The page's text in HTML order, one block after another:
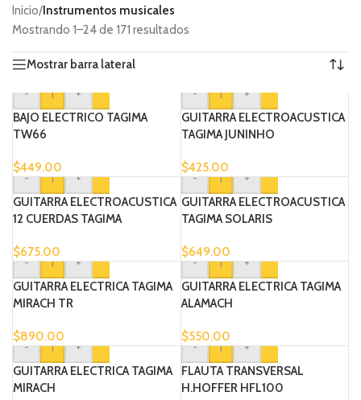
Inicio/Instrumentos musicales
Mostrando 1–24 de 171 resultados
Mostrar barra lateral
-
+
BAJO ELECTRICO TAGIMA
TW66
$449.00
-
+
GUITARRA ELECTROACUSTICA
TAGIMA JUNINHO
$425.00
-
+
GUITARRA ELECTROACUSTICA
12 CUERDAS TAGIMA
$675.00
-
+
GUITARRA ELECTROACUSTICA
TAGIMA SOLARIS
$649.00
-
+
GUITARRA ELECTRICA TAGIMA
MIRACH TR
$890.00
-
+
GUITARRA ELECTRICA TAGIMA
ALAMACH
$550.00
-
+
GUITARRA ELECTRICA TAGIMA
MIRACH
-
+
FLAUTA TRANSVERSAL
H.HOFFER HFL100